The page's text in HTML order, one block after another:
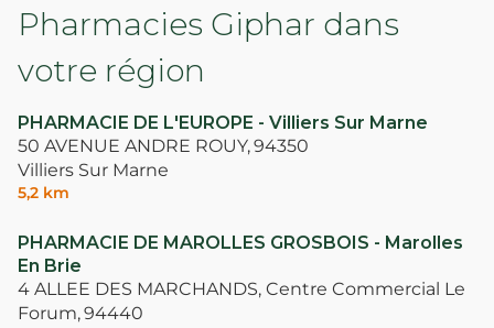
Pharmacies Giphar dans
votre région
PHARMACIE DE L'EUROPE - Villiers Sur Marne
50 AVENUE ANDRE ROUY,94350
Villiers Sur Marne
5,2 km
PHARMACIE DE MAROLLES GROSBOIS - Marolles
En Brie
4 ALLEE DES MARCHANDS, Centre Commercial Le
Forum,94440